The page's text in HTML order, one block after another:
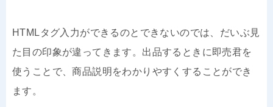
HTMLタグ入力ができるのとできないのでは、だいぶ見
た目の印象が違ってきます。出品するときに即売君を
使うことで、商品説明をわかりやすくすることができ
ます。